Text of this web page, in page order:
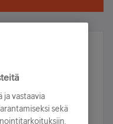
voita!
arvonnassa.
ja vastaavia
sekä